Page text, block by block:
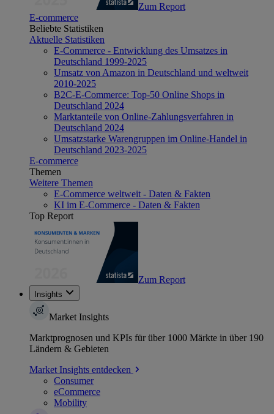
Zum Report
E-commerce
Beliebte Statistiken
Aktuelle Statistiken
E-Commerce - Entwicklung des Umsatzes in
Deutschland 1999-2025
Umsatz von Amazon in Deutschland und weltweit
2010-2025
B2C-E-Commerce: Top-50 Online Shops in
Deutschland 2024
Marktanteile von Online-Zahlungsverfahren in
Deutschland 2024
Umsatzstarke Warengruppen im Online-Handel in
Deutschland 2023-2025
E-commerce
Themen
Weitere Themen
E-Commerce weltweit - Daten & Fakten
KI im E-Commerce - Daten & Fakten
Top Report
Zum Report
Insights
Market Insights
Marktprognosen und KPIs für über 1000 Märkte in über 190
Ländern & Gebieten
Market Insights entdecken
Consumer
eCommerce
Mobility